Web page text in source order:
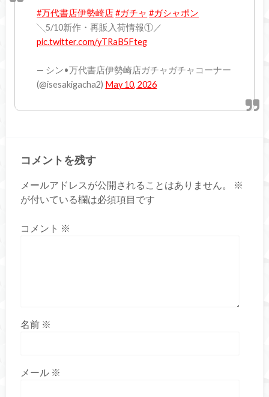
#万代書店伊勢崎店#ガチャ #ガシャポン
╲5/10新作・再販入荷情報①／
pic.twitter.com/yTRaB5Fteg
— シン•万代書店伊勢崎店ガチャガチャコーナー
(@isesakigacha2) May 10, 2026
コメントを残す
メールアドレスが公開されることはありません。
※
が付いている欄は必須項目です
コメント ※
名前 ※
メール ※